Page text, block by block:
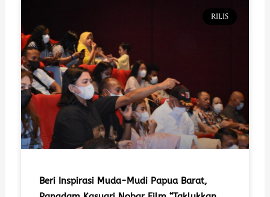
RILIS
Beri Inspirasi Muda-Mudi Papua Barat,